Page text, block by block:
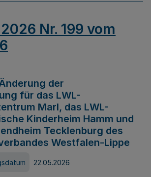
Nr. 199 vom
der
für das LWL-
Marl, das LWL-
Kinderheim Hamm und
Tecklenburg des
Westfalen-Lippe
22.05.2026